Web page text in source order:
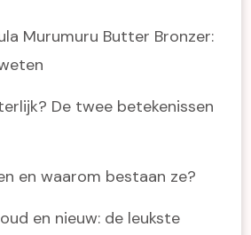
Murumuru Butter Bronzer:
De twee betekenissen
en waarom bestaan ze?
en nieuw: de leukste